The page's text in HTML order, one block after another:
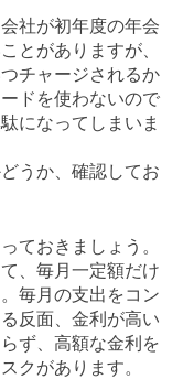
社が初年度の年会
とがありますが、
チャージされるか
ドを使わないので
になってしまいま
うか、確認してお
ておきましょう。
、毎月一定額だけ
毎月の支出をコン
反面、金利が高い
ず、高額な金利を
クがあります。